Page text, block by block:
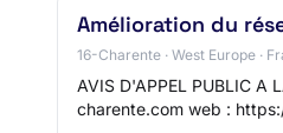
Amélioration du
16-Charente · West Europe ·
AVIS D'APPEL PUBLIC A
charente.com web :